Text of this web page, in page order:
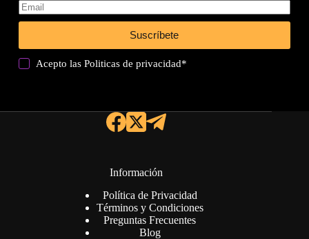
Suscríbete
Acepto lasPoliticas de privacidad*
Información
Política de Privacidad
Términos y Condiciones
Preguntas Frecuentes
Blog